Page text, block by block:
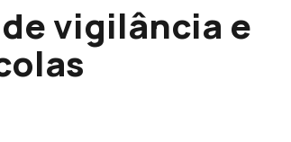
vigilância e